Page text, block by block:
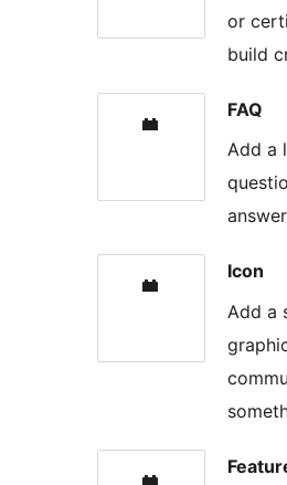
or
build
FAQ
Add a
Icon
Add a